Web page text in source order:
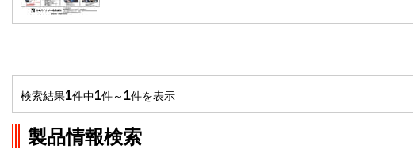
検索結果1件中1件～ 1件を表示
製品情報検索